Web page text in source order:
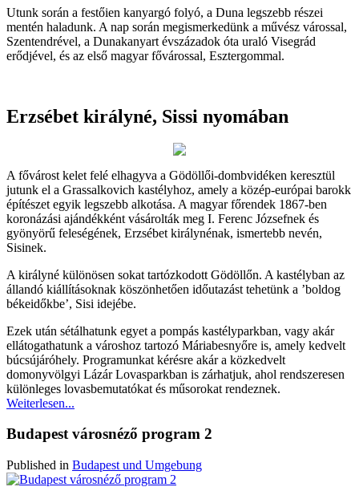
Utunk során a festőien kanyargó folyó, a Duna legszebb részei
mentén haladunk. A nap során megismerkedünk a művész várossal,
Szentendrével, a Dunakanyart évszázadok óta uraló Visegrád
erődjével, és az első magyar fővárossal, Esztergommal.
Erzsébet királyné, Sissi nyomában
A fővárost kelet felé elhagyva a Gödöllői-dombvidéken keresztül
jutunk el a Grassalkovich kastélyhoz, amely a közép-európai barokk
építészet egyik legszebb alkotása. A magyar főrendek 1867-ben
koronázási ajándékként vásárolták meg I. Ferenc Józsefnek és
gyönyörű feleségének, Erzsébet királynénak, ismertebb nevén,
Sisinek.
A királyné különösen sokat tartózkodott Gödöllőn. A kastélyban az
állandó kiállításoknak köszönhetően időutazást tehetünk a ’boldog
békeidőkbe’, Sisi idejébe.
Ezek után sétálhatunk egyet a pompás kastélyparkban, vagy akár
ellátogathatunk a városhoz tartozó Máriabesnyőre is, amely kedvelt
búcsújáróhely. Programunkat kérésre akár a közkedvelt
domonyvölgyi Lázár Lovasparkban is zárhatjuk, ahol rendszeresen
különleges lovasbemutatókat és műsorokat rendeznek.
Weiterlesen...
Budapest városnéző program 2
Published in Budapest und Umgebung